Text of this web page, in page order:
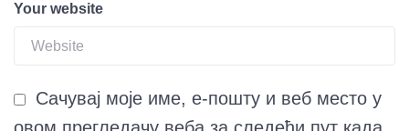
Your website
Сачувај моје име, е-пошту и веб место у